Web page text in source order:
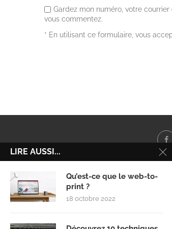
Gardez mon numéro, votre
vous commentez.
* En utilisant ce formulaire, vous
LIRE AUSSI...
Qu’est-ce que le web-to-
print ?
18 octobre 2022